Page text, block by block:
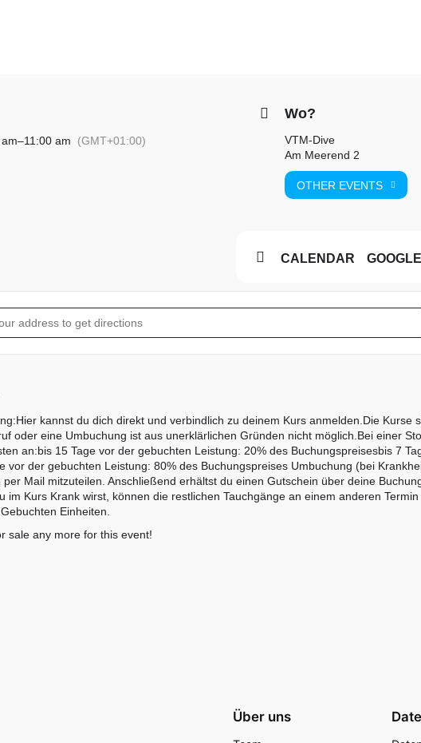
–11:00 am (GMT+01:00)
Wo?
VTM-Dive
Am Meerend 2
OTHER EVENTS
CALENDAR
Schnuppertauchen See []
kannst du dich direkt und verbindlich zu deinem Kurs anmelden.Die Kurse
oder eine Umbuchung ist aus unerklärlichen Gründen nicht möglich.Bei einer
an:bis 15 Tage vor der gebuchten Leistung: 20% des Buchungspreisesbis 7
vor der gebuchten Leistung: 80% des Buchungspreises Umbuchung (bei
Mail mitzuteilen. Anschließend erhältst du einen Gutschein über deine
im Kurs Krank wirst, können die restlichen Tauchgänge an einem anderen
Einheiten.
sale any more for this event!
Über uns